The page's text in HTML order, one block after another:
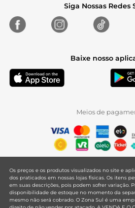
Siga Nossas Redes
Baixe nosso
Meios de
Os preços e os produtos visualizados no site e
dos praticados em nossas lojas físicas. Os itens
em suas descrições, pois podem sofrer variação.
disponibilidade de estoque no momento da
mesmo não será cobrado. O Zona Sul é uma